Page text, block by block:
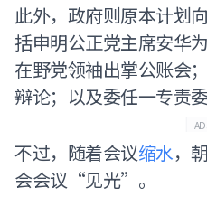
此外，政府则原本计划
括申明公正党主席安华
在野党领袖出掌公账会
辩论；以及委任一专责委
不过，随着会议缩水，
会会议“见光”。